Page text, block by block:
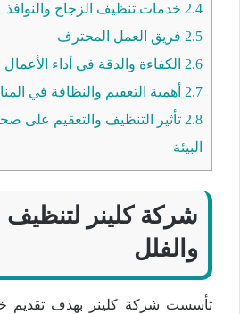
2.4 خدمات تنظيف الزجاج والنوافذ
2.5 فريق العمل المحترف
2.6 الكفاءة والدقة في أداء الأعمال
2.7 أهمية التعقيم والنظافة في
2.8 تأثير التنظيف والتعقيم على
البيئة
شركة كلينر لتنظيف
والفلل
تأسست شركة كلينر بهدف تقديم